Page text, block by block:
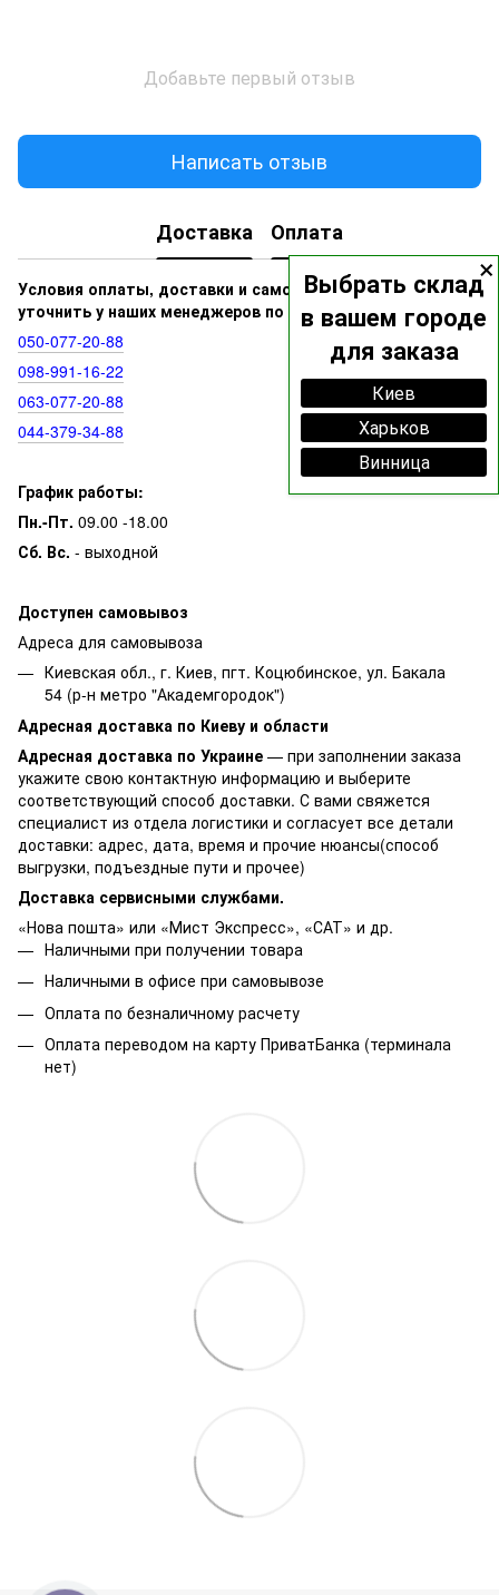
×
Выбрать склад
в вашем городе
для заказа
Киев
Харьков
Винница
Добавьте первый отзыв
Написать отзыв
Доставка Оплата
Условия оплаты, доставки и самовывоза вы можете
уточнить у наших менеджеров по номерам:
050‑077‑20‑88
098‑991‑16‑22
063‑077‑20‑88
044‑379‑34‑88
График работы:
Пн.-Пт. 09.00 -18.00
Сб. Вс. - выходной
Доступен самовывоз
Адреса для самовывоза
Киевская обл., г. Киев, пгт. Коцюбинское, ул. Бакала
54 (р-н метро "Академгородок")
Адресная доставка по Киеву и области
Адресная доставка по Украине — при заполнении заказа
укажите свою контактную информацию и выберите
соответствующий способ доставки. С вами свяжется
специалист из отдела логистики и согласует все детали
доставки: адрес, дата, время и прочие нюансы(способ
выгрузки, подъездные пути и прочее)
Доставка сервисными службами.
«Нова пошта» или «Мист Экспресс», «САТ» и др.
Наличными при получении товара
Наличными в офисе при самовывозе
Оплата по безналичному расчету
Оплата переводом на карту ПриватБанка (терминала
нет)